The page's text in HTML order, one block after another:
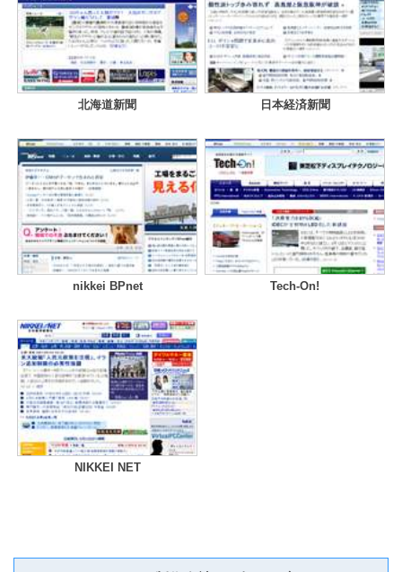
北海道新聞 日本経済新聞
nikkei BPnet Tech-On!
NIKKEI NET